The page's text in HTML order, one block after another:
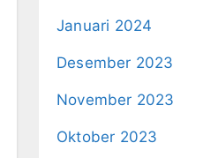
Januari 2024
Desember 2023
November 2023
Oktober 2023